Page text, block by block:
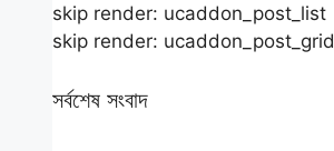
skip render: ucaddon_post_list
skip render: ucaddon_post_grid
সর্বশেষ সংবাদ